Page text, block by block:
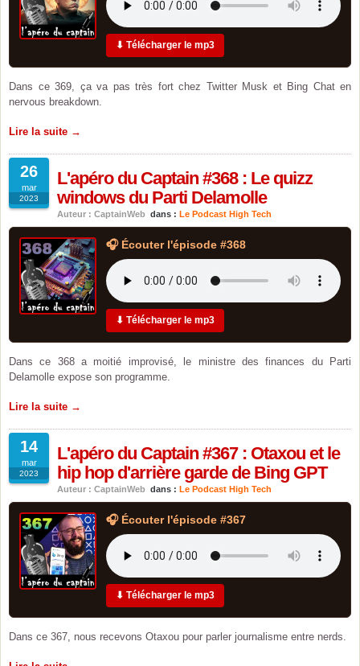
⬇ Télécharger le mp3
Dans ce 369, ça va pas très fort chez Twitter Musk et Bing Chat en
nervous breakdown.
Lire la suite →
26
mar
2023
L'apéro du Captain #368 : Le quizz
windows du Parti Delamolle
Auteur : CaptainWeb dans : Le Podcast High Tech
🎧 Écouter l'épisode #368
⬇ Télécharger le mp3
Dans ce 368 a moitié improvisé, le ministre des finances du Parti
Delamolle expose son programme.
Lire la suite →
14
mar
2023
L'apéro du Captain #367 : Otaxou et le
hip hop d'arrière garde de Bing GPT
Auteur : CaptainWeb dans : Le Podcast High Tech
🎧 Écouter l'épisode #367
⬇ Télécharger le mp3
Dans ce 367, nous recevons Otaxou pour parler journalisme entre nerds.